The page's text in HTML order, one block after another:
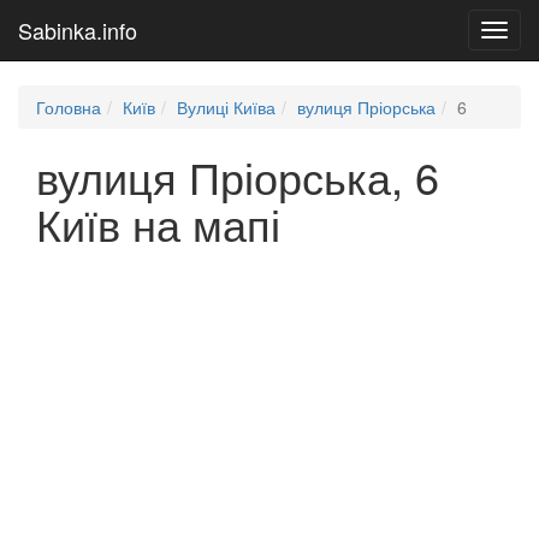
Sabinka.info
Головна Київ Вулиці Київа вулиця Пріорська 6
вулиця Пріорська, 6
Київ на мапі